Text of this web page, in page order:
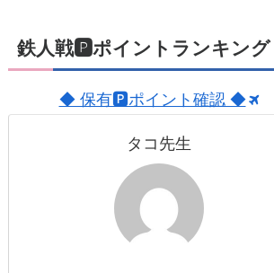
鉄人戦🅿ポイントランキング
◆ 保有🅿ポイント確認 ◆
タコ先生